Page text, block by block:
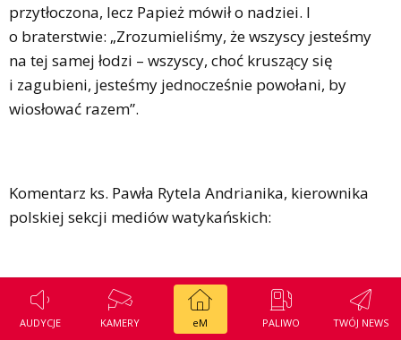
AUDYCJE KAMERY eM PALIWO TWÓJ NEWS
przytłoczona, lecz Papież mówił o nadziei. I
o braterstwie: „Zrozumieliśmy, że wszyscy jesteśmy
na tej samej łodzi – wszyscy, choć kruszący się
i zagubieni, jesteśmy jednocześnie powołani, by
wiosłować razem”.
Komentarz ks. Pawła Rytela Andrianika, kierownika
polskiej sekcji mediów watykańskich:
Za Radiem Watykańskim,Salvatore Cernuzio